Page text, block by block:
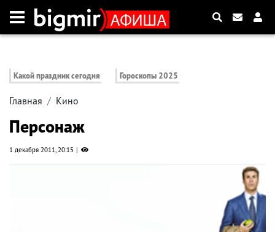
Какой праздник сегодня Гороскопы 2025
Главная Кино
Персонаж
1 декабря 2011, 20:15